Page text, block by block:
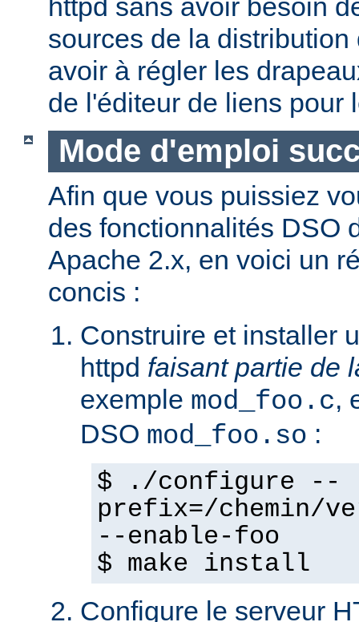
httpd sans avoir besoin
sources de la
avoir à régler les
de l'éditeur de liens pour
Mode d'emploi
Afin que vous puissiez
des fonctionnalités DSO
Apache 2.x, en voici un
concis :
Construire et installer
httpd faisant partie de
exemple mod_foo.c,
DSO mod_foo.so :
$ ./configure --
prefix=/chemin/
--enable-foo
$ make install
Configure le serveur